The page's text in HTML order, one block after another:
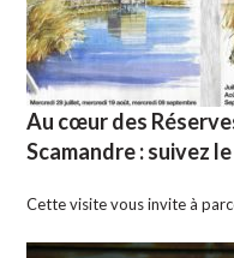
Au cœur des
Scamandre : suivez
Cette visite vous invite à